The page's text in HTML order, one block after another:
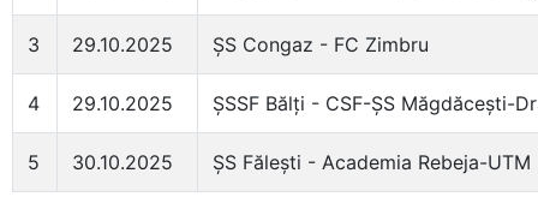
3 29.10.2025 ȘS Congaz - FC Zimbru
4 29.10.2025 ȘSSF Bălți - CSF-ȘS Măgdăcești-
5 30.10.2025 ȘS Fălești - Academia Rebeja-UTM